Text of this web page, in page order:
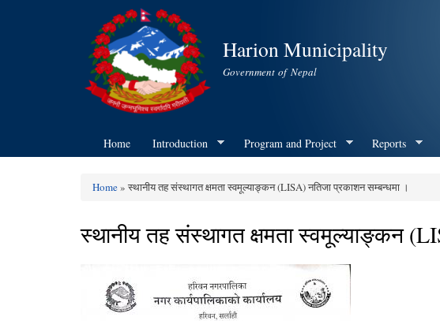
Harion Municipality
Government of Nepal
Home Introduction Program and Project Reports
Home» स्थानीय तह संस्थागत क्षमता स्वमूल्याङ्कन (LISA) नतिजा प्रकाशन सम्बन्धमा ।
स्थानीय तह संस्थागत क्षमता स्वमूल्याङ्कन